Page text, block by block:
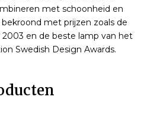
met schoonheid en
met prijzen zoals de
en de beste lamp van het
Swedish Design Awards.